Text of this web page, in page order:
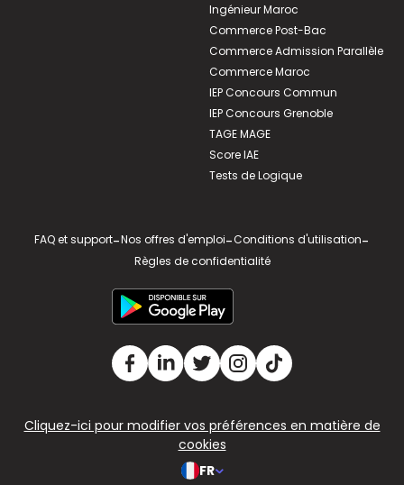
Ingénieur Maroc
Commerce Post-Bac
Commerce Admission Parallèle
Commerce Maroc
IEP Concours Commun
IEP Concours Grenoble
TAGE MAGE
Score IAE
Tests de Logique
FAQ et support-Nos offres d'emploi-Conditions d'utilisation-
Règles de confidentialité
Cliquez-ici pour modifier vos préférences en matière de
cookies
FR